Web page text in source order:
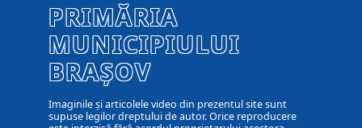
PRIMĂRIA
MUNICIPIULUI
BRAȘOV
Imaginile și articolele video din prezentul site sunt
supuse legilor dreptului de autor. Orice reproducere